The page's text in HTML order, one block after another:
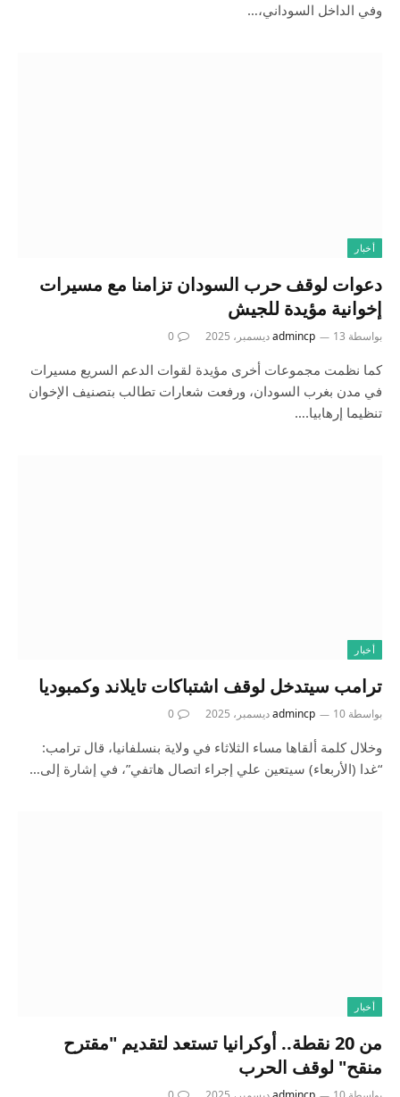
وفي الداخل السوداني،…
أخبار
دعوات لوقف حرب السودان تزامنا مع مسيرات
إخوانية مؤيدة للجيش
بواسطة admincp 13 ديسمبر، 2025 0
كما نظمت مجموعات أخرى مؤيدة لقوات الدعم السريع مسيرات
في مدن بغرب السودان، ورفعت شعارات تطالب بتصنيف الإخوان
تنظيما إرهابيا.…
أخبار
ترامب سيتدخل لوقف اشتباكات تايلاند وكمبوديا
بواسطة admincp 10 ديسمبر، 2025 0
وخلال كلمة ألقاها مساء الثلاثاء في ولاية بنسلفانيا، قال ترامب:
“غدا (الأربعاء) سيتعين علي إجراء اتصال هاتفي”، في إشارة إلى…
أخبار
من 20 نقطة.. أوكرانيا تستعد لتقديم "مقترح
منقح" لوقف الحرب